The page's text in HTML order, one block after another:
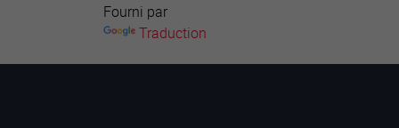
Fourni par
Traduction